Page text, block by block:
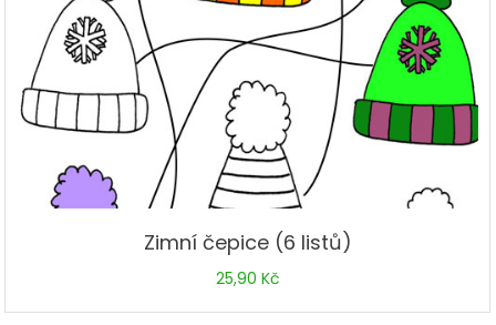
Zimní čepice (6 listů)
25,90 Kč